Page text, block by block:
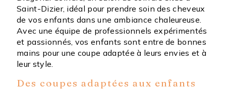
Saint-Dizier, idéal pour prendre soin des cheveux
de vos enfants dans une ambiance chaleureuse.
Avec une équipe de professionnels expérimentés
et passionnés, vos enfants sont entre de bonnes
mains pour une coupe adaptée à leurs envies et à
leur style.
Des coupes adaptées aux enfants